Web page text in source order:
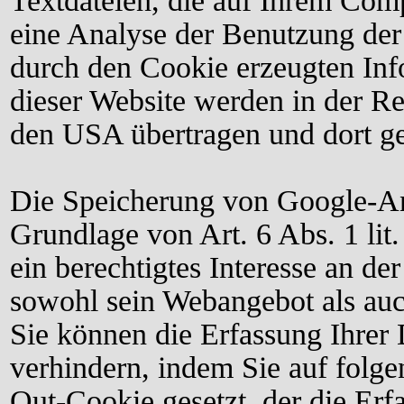
eine Analyse der Benutzung
durch den Cookie erzeugten
dieser Website werden in der
den USA übertragen und dort
Die Speicherung von Google-
Grundlage von Art. 6 Abs. 1
ein berechtigtes Interesse an
sowohl sein Webangebot als
Sie können die Erfassung
verhindern, indem Sie auf